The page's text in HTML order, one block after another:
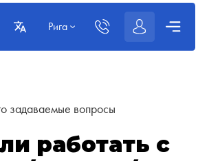
Рига
задаваемые вопросы
работать с